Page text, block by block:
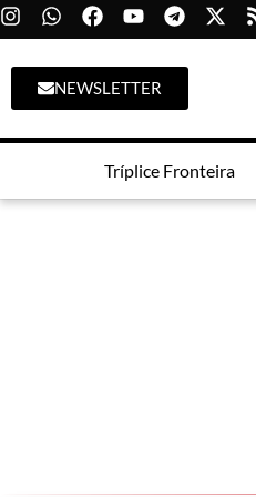
NEWSLETTER
Tríplice Fronteira